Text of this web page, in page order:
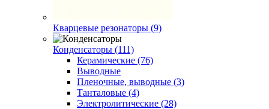
Кварцевые резонаторы (9)
Конденсаторы (111)
Керамические (76)
Выводные
Пленочные, выводные (3)
Танталовые (4)
Электролитические (28)